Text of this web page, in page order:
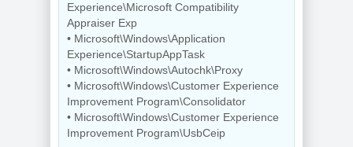
Видеозапись с
монитора
TechSmith
Camtasia 2026.1.4
Build 18353 by
elchupacabra
дисков
BurnAware
Professional |
Premium 19.2
NEW
Experience\Microsoft Compatibility
Appraiser Exp
• Microsoft\Windows\Application
Experience\StartupAppTask
• Microsoft\Windows\Autochk\Proxy
• Microsoft\Windows\Customer Experience
Improvement Program\Consolidator
• Microsoft\Windows\Customer Experience
Improvement Program\UsbCeip